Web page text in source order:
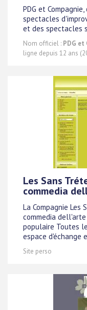
PDG et
spectacles
et des spectacles
Nom officiel : PDG et
ligne depuis 12 ans
Les Sans
commedia
La Compagnie Les
commedia
populaire Toutes
espace d'échange
Site perso